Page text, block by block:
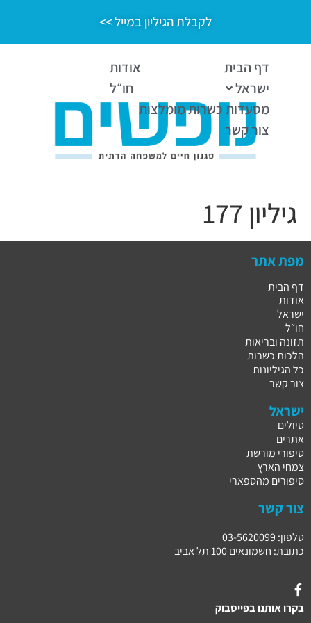
לקבלת הגיליון במייל >>
דף הבית
אודות
ישראל
חו״ל
מסעדות כשרות מומלצות
צור קשר
גיליון 177
מפת אתר
דף הבית
אודות
ישראל
חו״ל
תזונה ובריאות
הלכות כשרות
כל הגיליונות
צור קשר
ישראל
טיולים
אתרים
סיפורי מורשת
צמחי הארץ
סיפורים מהספארי
צור קשר
טלפון: 03-5620099
כתובת: חשמונאים 100 תל אביב
בקרו אותנו בפייסבוק